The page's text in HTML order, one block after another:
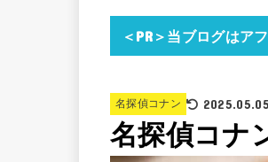
＜PR＞当ブログはア
名探偵コナン 2025.05.05
名探偵コナ